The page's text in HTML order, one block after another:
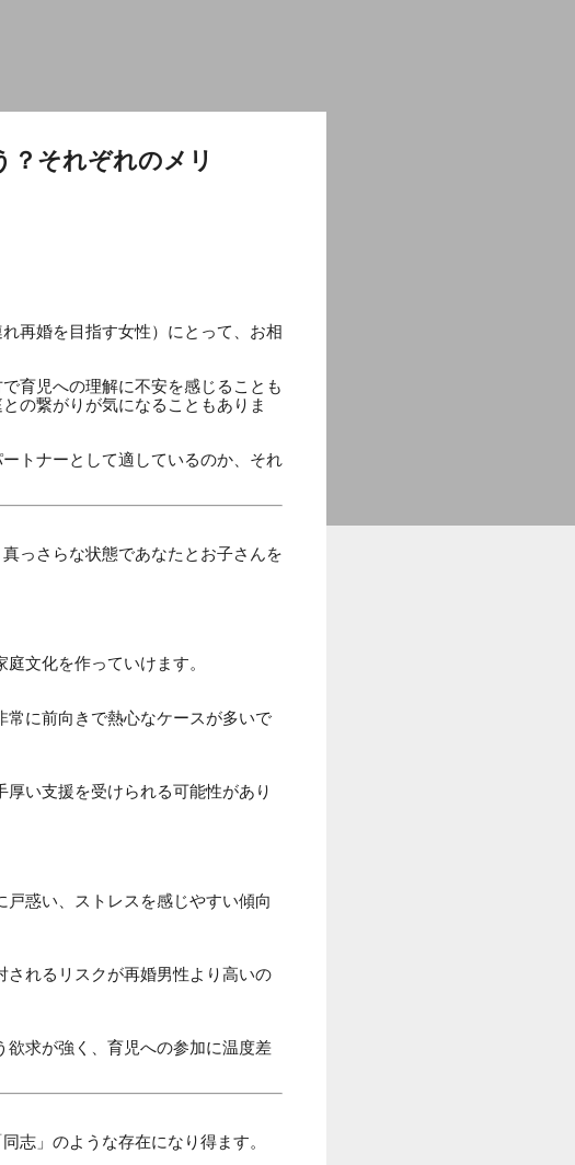
？それぞれのメリ
再婚を目指す女性）にとって、お相
育児への理解に不安を感じることも
の繋がりが気になることもありま
トナーとして適しているのか、それ
っさらな状態であなたとお子さんを
文化を作っていけます。
に前向きで熱心なケースが多いで
い支援を受けられる可能性があり
惑い、ストレスを感じやすい傾向
れるリスクが再婚男性より高いの
求が強く、育児への参加に温度差
志」のような存在になり得ます。